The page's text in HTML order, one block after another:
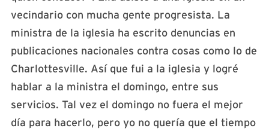
vecindario con mucha gente progresista. La
ministra de la iglesia ha escrito denuncias en
publicaciones nacionales contra cosas como lo de
Charlottesville. Así que fui a la iglesia y logré
hablar a la ministra el domingo, entre sus
servicios. Tal vez el domingo no fuera el mejor
día para hacerlo, pero yo no quería que el tiempo